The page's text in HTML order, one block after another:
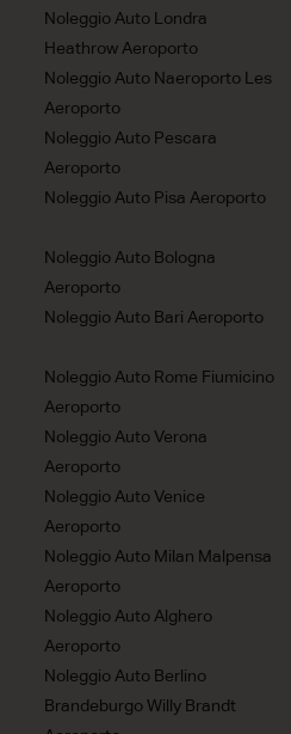
Noleggio Auto Londra
Heathrow Aeroporto
Noleggio Auto Naeroporto Les
Aeroporto
Noleggio Auto Pescara
Aeroporto
Noleggio Auto Pisa Aeroporto
Noleggio Auto Bologna
Aeroporto
Noleggio Auto Bari Aeroporto
Noleggio Auto Rome Fiumicino
Aeroporto
Noleggio Auto Verona
Aeroporto
Noleggio Auto Venice
Aeroporto
Noleggio Auto Milan Malpensa
Aeroporto
Noleggio Auto Alghero
Aeroporto
Noleggio Auto Berlino
Brandeburgo Willy Brandt